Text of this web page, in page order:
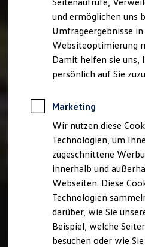
Wartungsverträge
Geschäftskunden
Professional
Großkunden
Behörden
Direktkunden
Sonderfahrzeuge
Elektromobilität
Elektroautos
ID. EVERY1
Reichweite
Reichweite der
Reichweite im
Rekuperation
Laden
Laden unterwegs
Laden Zuhause
Ladestationen
und ermöglichen uns
Umfrageergebnisse in
Websiteoptimierung
Damit helfen sie uns,
persönlich auf Sie
Marketing
Wir nutzen diese
Technologien, um
zugeschnittene
innerhalb und
Webseiten. Diese
Technologien
darüber, wie Sie
Beispiel, welche
besuchen oder wie